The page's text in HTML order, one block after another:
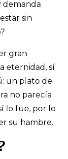
demanda
sin
gran
eternidad, sí
un plato de
no parecía
lo fue, por lo
su hambre.